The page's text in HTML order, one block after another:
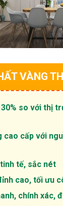
VÀNG
30% so với thị
cao cấp với
tế, sắc nét
cao, tối ưu
chính xác,